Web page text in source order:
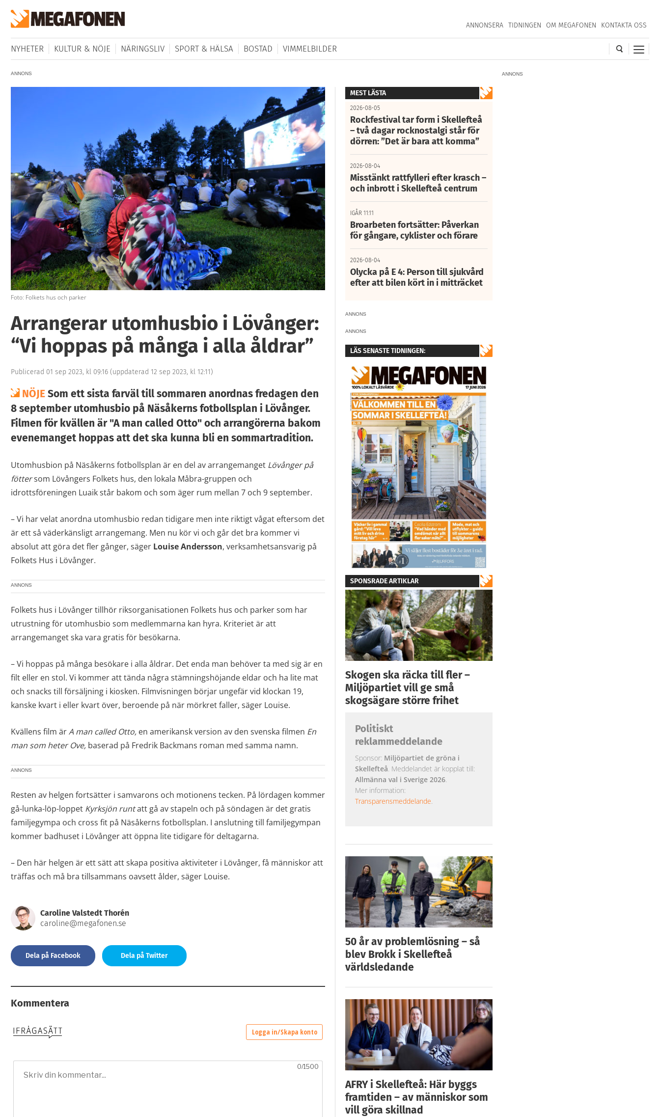
ANNONSERA TIDNINGEN OM MEGAFONEN KONTAKTA OSS
NYHETER KULTUR & NÖJE NÄRINGSLIV SPORT & HÄLSA BOSTAD VIMMELBILDER
ANNONS
ANNONS
Foto: Folkets hus och parker
Arrangerar utomhusbio i Lövånger:
“Vi hoppas på många i alla åldrar”
Publicerad 01 sep 2023, kl 09:16 (uppdaterad 12 sep 2023, kl 12:11)
NÖJESom ett sista farväl till sommaren anordnas fredagen den
8 september utomhusbio på Näsåkerns fotbollsplan i Lövånger.
Filmen för kvällen är "A man called Otto" och arrangörerna bakom
evenemanget hoppas att det ska kunna bli en sommartradition.
Utomhusbion på Näsåkerns fotbollsplan är en del av arrangemanget Lövånger på
föttersom Lövångers Folkets hus, den lokala Måbra-gruppen och
idrottsföreningen Luaik står bakom och som äger rum mellan 7 och 9 september.
– Vi har velat anordna utomhusbio redan tidigare men inte riktigt vågat eftersom det
är ett så väderkänsligt arrangemang. Men nu kör vi och går det bra kommer vi
absolut att göra det fler gånger, säger Louise Andersson, verksamhetsansvarig på
Folkets Hus i Lövånger.
ANNONS
Folkets hus i Lövånger tillhör riksorganisationen Folkets hus och parker som har
utrustning för utomhusbio som medlemmarna kan hyra. Kriteriet är att
arrangemanget ska vara gratis för besökarna.
– Vi hoppas på många besökare i alla åldrar. Det enda man behöver ta med sig är en
filt eller en stol. Vi kommer att tända några stämningshöjande eldar och ha lite mat
och snacks till försäljning i kiosken. Filmvisningen börjar ungefär vid klockan 19,
kanske kvart i eller kvart över, beroende på när mörkret faller, säger Louise.
Kvällens film ärA man called Otto, en amerikansk version av den svenska filmen En
man som heter Ove, baserad på Fredrik Backmans roman med samma namn.
ANNONS
Resten av helgen fortsätter i samvarons och motionens tecken. På lördagen kommer
gå-lunka-löp-loppet Kyrksjön runtatt gå av stapeln och på söndagen är det gratis
familjegympa och cross fit på Näsåkerns fotbollsplan. I anslutning till familjegympan
kommer badhuset i Lövånger att öppna lite tidigare för deltagarna.
– Den här helgen är ett sätt att skapa positiva aktiviteter i Lövånger, få människor att
träffas och må bra tillsammans oavsett ålder, säger Louise.
Caroline Valstedt Thorén
caroline@megafonen.se
Dela på Facebook Dela på Twitter
Kommentera
MEST LÄSTA
2026-08-05
Rockfestival tar form i Skellefteå
– två dagar rocknostalgi står för
dörren: ”Det är bara att komma”
2026-08-04
Misstänkt rattfylleri efter krasch –
och inbrott i Skellefteå centrum
IGÅR 11:11
Broarbeten fortsätter: Påverkan
för gångare, cyklister och förare
2026-08-04
Olycka på E 4: Person till sjukvård
efter att bilen kört in i mitträcket
ANNONS
ANNONS
LÄS SENASTE TIDNINGEN:
SPONSRADE ARTIKLAR
Skogen ska räcka till fler –
Miljöpartiet vill ge små
skogsägare större frihet
Politiskt
reklammeddelande
Sponsor: Miljöpartiet de gröna i
Skellefteå. Meddelandet är kopplat till:
Allmänna val i Sverige 2026.
Mer information:
Transparensmeddelande.
50 år av problemlösning – så
blev Brokk i Skellefteå
världsledande
AFRY i Skellefteå: Här byggs
framtiden – av människor som
vill göra skillnad